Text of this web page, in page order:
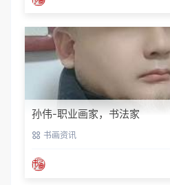
孙伟-职业画家，书法家
书画资讯